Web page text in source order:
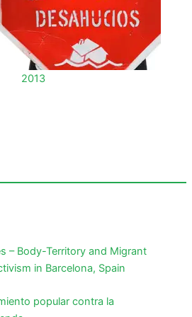
2013
– Body-Territory and Migrant
in Barcelona, Spain
popular contra la